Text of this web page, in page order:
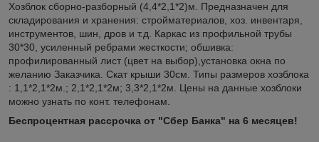
Хозблок сборно-разборный (4,4*2,1*2)м. Предназначен для
складирования и хранения: стройматериалов, хоз. инвентаря,
инструментов, шин, дров и т.д. Каркас из профильной трубы
30*30, усиленный ребрами жесткости; обшивка:
профилированный лист (цвет на выбор),установка окна по
желанию Заказчика. Скат крыши 30см. Типы размеров хозблока
: 1,1*2,1*2м.; 2,1*2,1*2м; 3,3*2,1*2м. Цены на данные хозблоки
можно узнать по конт. телефонам.
Беспроцентная рассрочка от "Сбер Банка" на 6 месяцев!